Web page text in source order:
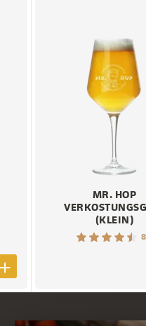
MR. HOP
(KLEIN)